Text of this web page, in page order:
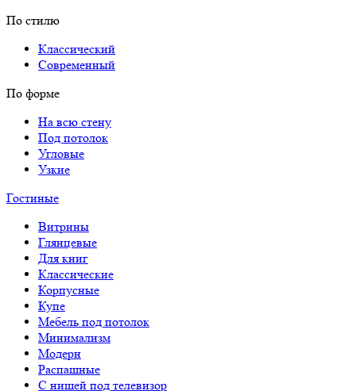
По стилю
Классический
Современный
По форме
На всю стену
Под потолок
Угловые
Узкие
Гостиные
Витрины
Глянцевые
Для книг
Классические
Корпусные
Купе
Мебель под потолок
Минимализм
Модерн
Распашные
С нишей под телевизор